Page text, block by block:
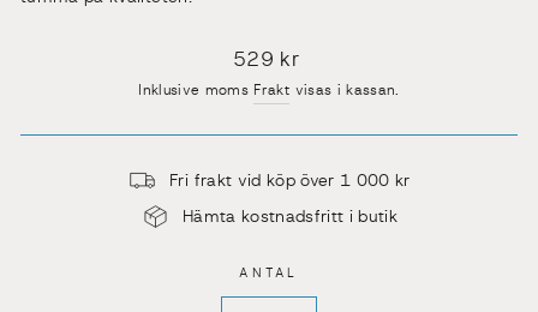
Pris
529 kr
Inklusive moms Frakt visas i kassan.
Fri frakt vid köp över 1 000 kr
Hämta kostnadsfritt i butik
ANTAL